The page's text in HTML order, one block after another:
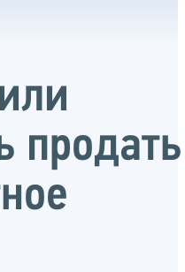
продать